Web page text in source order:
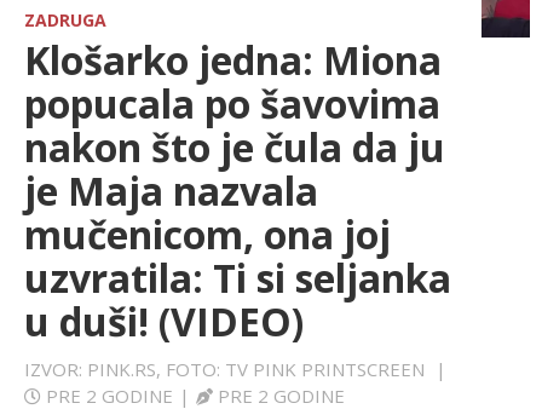
HRONIKA
FARMERI
SPORT
LIFESTYLE
EXTRA
ZADRUGA
Klošarko jedna: Miona
popucala po šavovima
nakon što je čula da ju
je Maja nazvala
mučenicom, ona joj
uzvratila: Ti si seljanka
u duši! (VIDEO)
IZVOR: PINK.RS, FOTO: TV PINK PRINTSCREEN
|
PRE 2 GODINE | PRE 2 GODINE